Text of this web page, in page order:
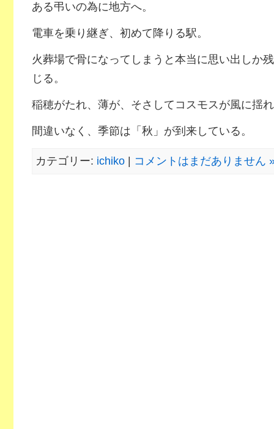
ある弔いの為に地方へ。
電車を乗り継ぎ、初めて降りる駅。
火葬場で骨になってしまうと本当に思い出しか
じる。
稲穂がたれ、薄が、そさしてコスモスが風に揺
間違いなく、季節は「秋」が到来している。
カテゴリー: ichiko| コメントはまだありません